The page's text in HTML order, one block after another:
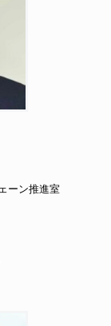
ーン推進室